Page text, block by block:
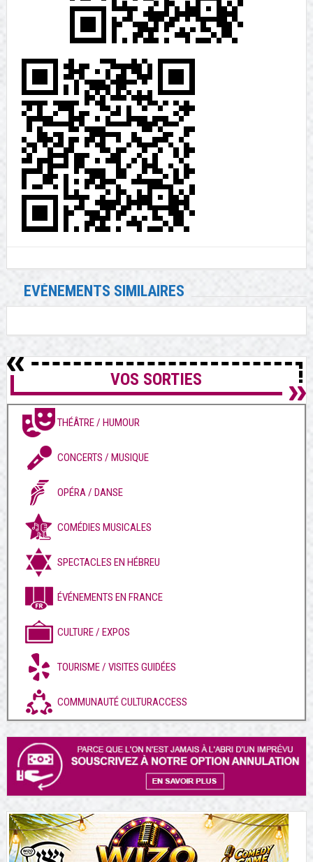
EVÉNEMENTS SIMILAIRES
VOS SORTIES
THÉÂTRE / HUMOUR
CONCERTS / MUSIQUE
OPÉRA / DANSE
COMÉDIES MUSICALES
SPECTACLES EN HÉBREU
ÉVÉNEMENTS EN FRANCE
CULTURE / EXPOS
TOURISME / VISITES GUIDÉES
COMMUNAUTÉ CULTURACCESS